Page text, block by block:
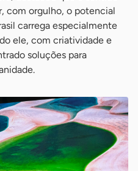
com orgulho, o potencial
carrega especialmente
ele, com criatividade e
soluções para